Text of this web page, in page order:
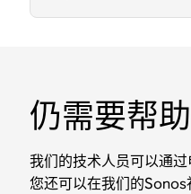
仍需要帮助
我们的技术人员可以通过
您还可以在我们的